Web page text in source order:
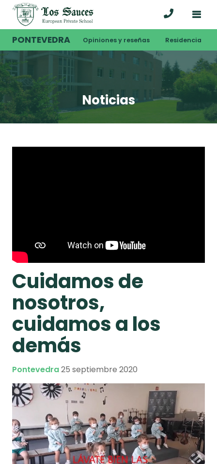
PONTEVEDRA Opiniones y reseñas Residencia
Noticias
Cuidamos de
nosotros,
cuidamos a los
demás
Pontevedra25 septiembre 2020